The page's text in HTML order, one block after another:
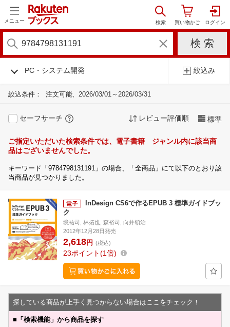
メニュー
PC・システム開発 絞込み
絞込条件： 注文可能 2026/03/01～2026/03/31
セーフサーチ レビュー評価順 標準
ご指定いただいた検索条件では、電子書籍 ジャンル内に該当商
品はございませんでした。
キーワード「9784798131191」の場合、「全商品」にて以下のとおり該
当商品が見つかりました。
InDesign CS6で作るEPUB 3 標準ガイドブッ
ク
境祐司, 林拓也, 森裕司, 向井領治
2012年12月28日発売
2,618円 (税込)
23ポイント 1倍
探している商品が上手く見つからない場合はここをチェック！
■ 「検索機能」から商品を探す